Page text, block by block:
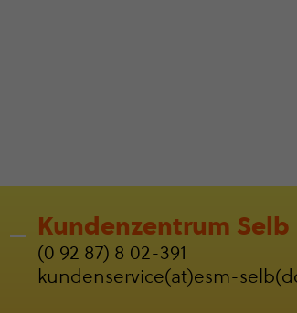
Kunden­zen­trum Selb
(0 92 87) 8 02-391
kun­den­ser­vice(at)esm-